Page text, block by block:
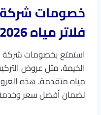
خصومات شركة
فلاتر مياه 2026
استمتع بخصومات شركة
الخيمة، مثل عروض
لضمان أفضل سعر